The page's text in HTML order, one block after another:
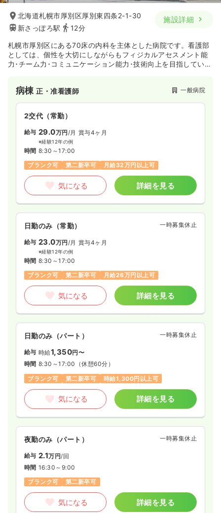
給与 33.6万円/月 賞与3ヶ月
※経験6年の例
時間 8:30～17:00
月給33万円以上可
気になる 詳細を見る
北海道札幌市厚別区厚別東四条2-1-30
新さっぽろ駅
12分
施設詳細
札幌市厚別区にある70床の内科を主体とした病院です。看護部
としては、個性を大切にしながらもフィジカルアセスメント能
力･チーム力･コミュニケーション能力･技術向上を目指していま
病棟正・准看護師 一般病院
2交代（常勤）
給与 29.0万円 /月 賞与4ヶ月
※経験12年の例
時間 8:30～17:00
ブランク可
第二新卒可 月給32万円以上可
気になる 詳細を見る
日勤のみ（常勤） 一時募集休止
給与 23.0万円/月 賞与4ヶ月
※経験12年の例
時間 8:30～17:00
ブランク可
第二新卒可 月給26万円以上可
気になる 詳細を見る
日勤のみ（パート） 一時募集休止
給与 時給1,350円〜
時間 8:30～17:00 （休憩60分）
ブランク可
第二新卒可 時給1,300円以上可
気になる 詳細を見る
夜勤のみ（パート） 一時募集休止
給与 2.1万円/回
時間 16:30～9:00
ブランク可
第二新卒可
気になる 詳細を見る